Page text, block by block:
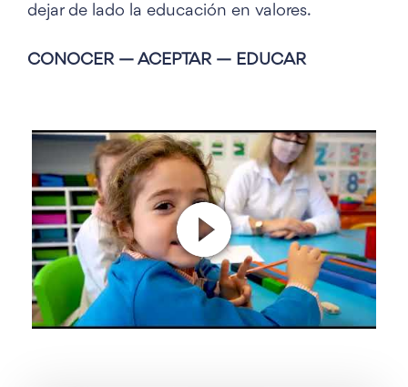
dejar de lado la educación en valores.
CONOCER — ACEPTAR — EDUCAR